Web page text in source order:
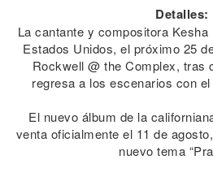
Detalles:
La cantante y compositora
Estados Unidos, el próximo 25
Rockwell @ the Complex, tras
regresa a los escenarios con el
El nuevo álbum de la
venta oficialmente el 11 de
nuevo tema